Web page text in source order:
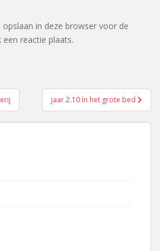
in deze browser voor de
reactie plaats.
jaar 2.10 In het grote bed